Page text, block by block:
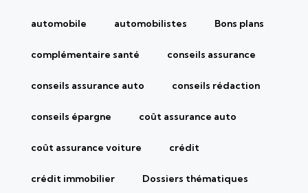
automobile automobilistes Bons plans
complémentaire santé conseils assurance
conseils assurance auto conseils rédaction
conseils épargne coût assurance auto
coût assurance voiture crédit
crédit immobilier Dossiers thématiques